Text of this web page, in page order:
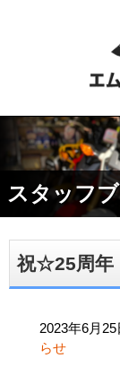
スタッフ
祝☆25周年
2023年6月25
らせ